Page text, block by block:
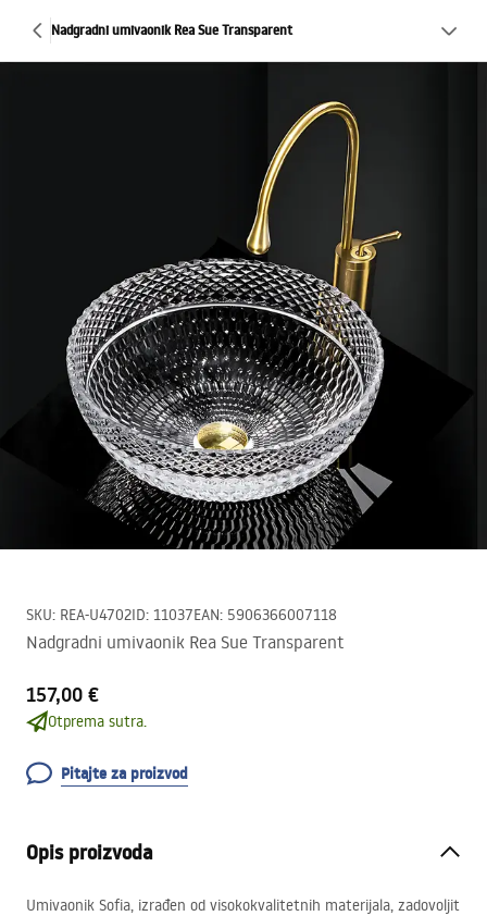
Nadgradni umivaonik Rea Sue Transparent
SKU: REA-U4702ID: 11037EAN: 5906366007118
Nadgradni umivaonik Rea Sue Transparent
157,00 €
Otprema sutra.
Pitajte za proizvod
Opis proizvoda
Umivaonik Sofia, izrađen od visokokvalitetnih materijala, zadovoljit